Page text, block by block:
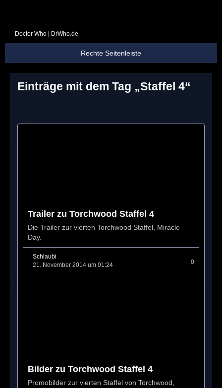
Doctor Who | DrWho.de
Einträge mit dem Tag „Staffel 4“
Trailer zu Torchwood Staffel 4
Die Trailer zur vierten Torchwood Staffel, Miracle
Day.
Schlaubi
21. November 2014 um 01:24
0
Bilder zu Torchwood Staffel 4
Promobilder zur vierten Staffel von Torchwood,